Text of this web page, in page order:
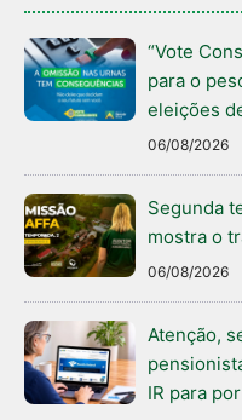
“Vote
para o
eleições
06/08/2026
Segunda
mostra o
06/08/2026
Atenção,
IR para